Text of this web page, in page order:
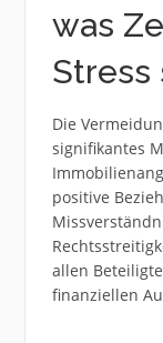
was
Stress
Die
signifikantes
positive
allen
finanziellen